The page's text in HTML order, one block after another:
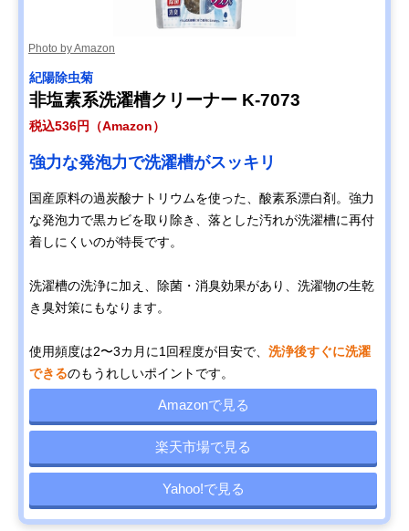
Photo by Amazon
紀陽除虫菊
非塩素系洗濯槽クリーナー K-7073
税込536円（Amazon）
強力な発泡力で洗濯槽がスッキリ
国産原料の過炭酸ナトリウムを使った、酸素系漂白剤。強力
な発泡力で黒カビを取り除き、落とした汚れが洗濯槽に再付
着しにくいのが特長です。
洗濯槽の洗浄に加え、除菌・消臭効果があり、洗濯物の生乾
き臭対策にもなります。
使用頻度は2〜3カ月に1回程度が目安で、 洗浄後すぐに洗濯
できるのもうれしいポイントです。
Amazonで見る
楽天市場で見る
Yahoo!で見る